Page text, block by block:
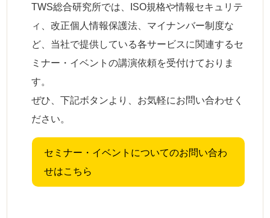
TWS総合研究所では、ISO規格や情報セキュリテ
ィ、改正個人情報保護法、マイナンバー制度な
ど、当社で提供している各サービスに関連するセ
ミナー・イベントの講演依頼を受付けておりま
す。
ぜひ、下記ボタンより、お気軽にお問い合わせく
ださい。
セミナー・イベントについてのお問い合わ
せはこちら